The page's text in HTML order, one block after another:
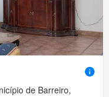
de Barreiro,